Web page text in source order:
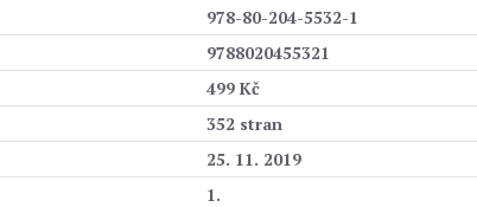
978-80-204-5532-1
9788020455321
499 Kč
352 stran
25. 11. 2019
1.